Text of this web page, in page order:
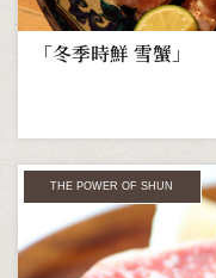
「冬季時鮮 雪蟹」
THE POWER OF SHUN